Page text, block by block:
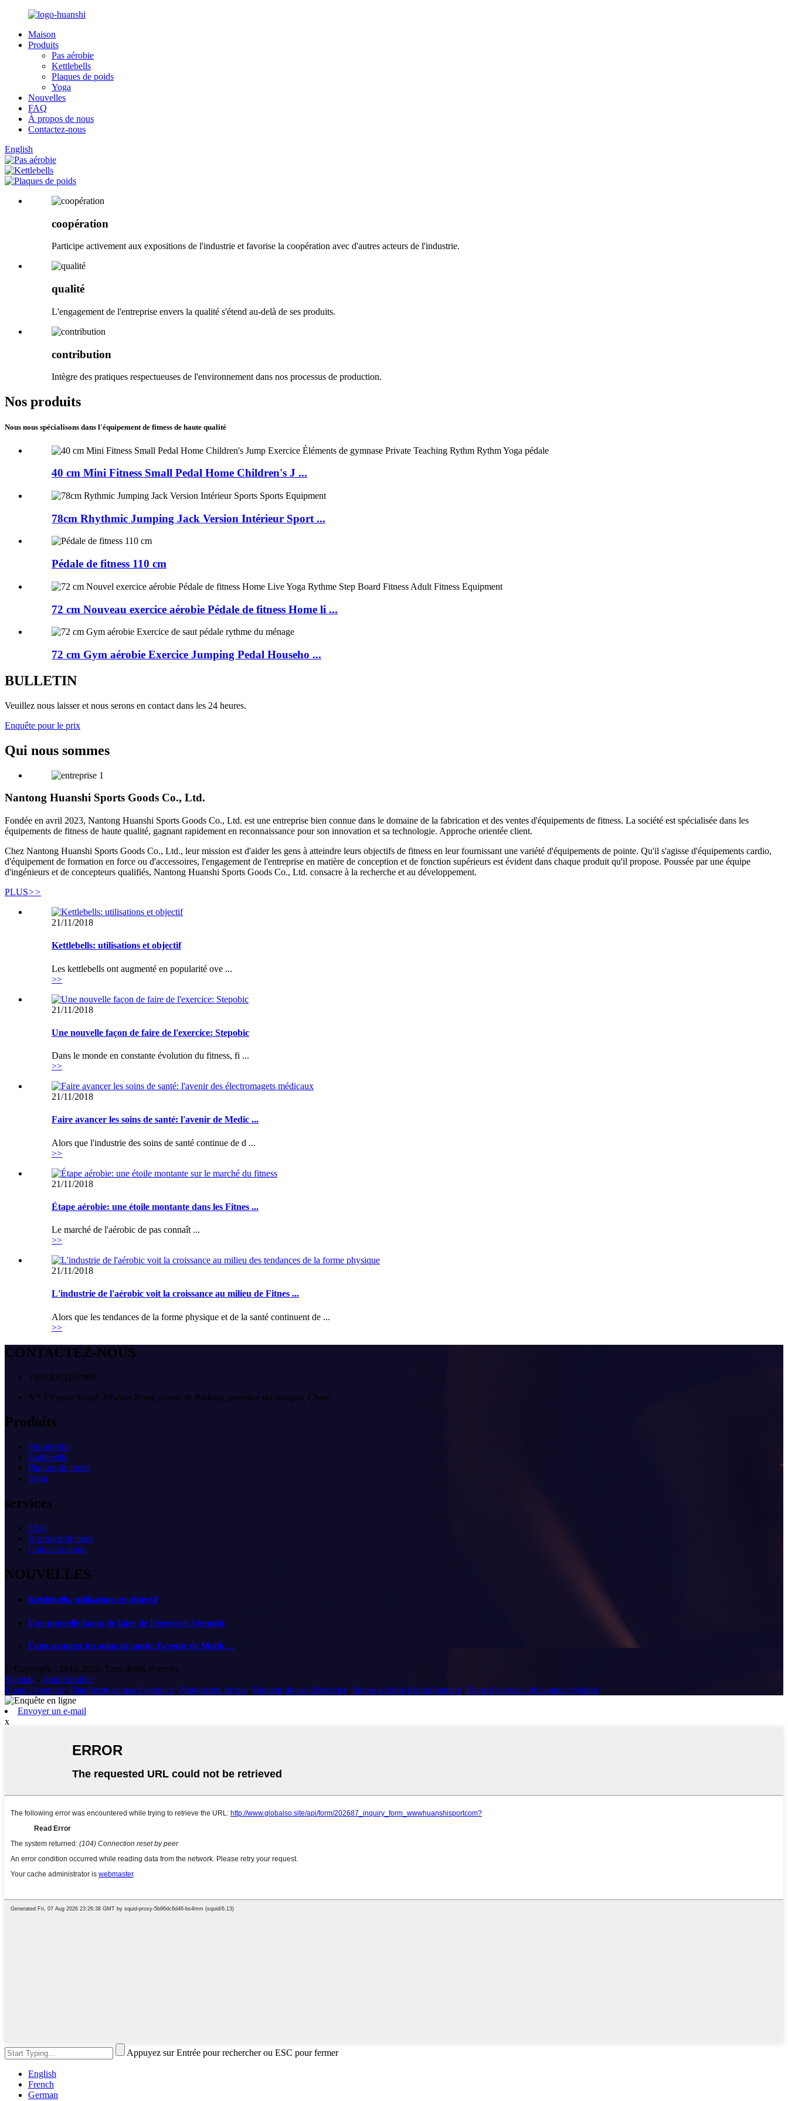
Maison
Produits
Pas aérobie
Kettlebells
Plaques de poids
Yoga
Nouvelles
FAQ
À propos de nous
Contactez-nous
English
coopération
Participe activement aux expositions de l'industrie et favorise la coopération avec d'autres acteurs de l'industrie.
qualité
L'engagement de l'entreprise envers la qualité s'étend au-delà de ses produits.
contribution
Intègre des pratiques respectueuses de l'environnement dans nos processus de production.
Nos produits
Nous nous spécialisons dans l'équipement de fitness de haute qualité
40 cm Mini Fitness Small Pedal Home Children's J ...
78cm Rhythmic Jumping Jack Version Intérieur Sport ...
Pédale de fitness 110 cm
72 cm Nouveau exercice aérobie Pédale de fitness Home li ...
72 cm Gym aérobie Exercice Jumping Pedal Househo ...
BULLETIN
Veuillez nous laisser et nous serons en contact dans les 24 heures.
Enquête pour le prix
Qui nous sommes
Nantong Huanshi Sports Goods Co., Ltd.
Fondée en avril 2023, Nantong Huanshi Sports Goods Co., Ltd. est une entreprise bien connue dans le domaine de la fabrication et des ventes d'équipements de fitness. La société est spécialisée dans les
équipements de fitness de haute qualité, gagnant rapidement en reconnaissance pour son innovation et sa technologie. Approche orientée client.
Chez Nantong Huanshi Sports Goods Co., Ltd., leur mission est d'aider les gens à atteindre leurs objectifs de fitness en leur fournissant une variété d'équipements de pointe. Qu'il s'agisse d'équipements cardio,
d'équipement de formation en force ou d'accessoires, l'engagement de l'entreprise en matière de conception et de fonction supérieurs est évident dans chaque produit qu'il propose. Poussée par une équipe
d'ingénieurs et de concepteurs qualifiés, Nantong Huanshi Sports Goods Co., Ltd. consacre à la recherche et au développement.
PLUS>>
21/11/2018
Kettlebells: utilisations et objectif
Les kettlebells ont augmenté en popularité ove ...
>>
21/11/2018
Une nouvelle façon de faire de l'exercice: Stepobic
Dans le monde en constante évolution du fitness, fi ...
>>
21/11/2018
Faire avancer les soins de santé: l'avenir de Medic ...
Alors que l'industrie des soins de santé continue de d ...
>>
21/11/2018
Étape aérobie: une étoile montante dans les Fitnes ...
Le marché de l'aérobic de pas connaît ...
>>
21/11/2018
L'industrie de l'aérobic voit la croissance au milieu de Fitnes ...
Alors que les tendances de la forme physique et de la santé continuent de ...
>>
CONTACTEZ-NOUS
+8618362197989
N ° 1 Feiyue Road, Xindian Town, comté de Rudong, province du Jiangsu, Chine
Produits
Pas aérobie
Kettlebells
Plaques de poids
Yoga
services
FAQ
À propos de nous
Contactez-nous
NOUVELLES
Kettlebells: utilisations et objectif
Une nouvelle façon de faire de l'exercice: Stepobic
Faire avancer les soins de santé: l'avenir de Medic ...
© Copyright - 2010-2024: Tous droits réservés.
Sitemap - Ampli mobile
Étape d'exercice, Plateforme de pas d'exercice, Plate-forme de pas, Hauteur de pas d'exercice, Stepre aérobie d'entraînement, Étape d'exercice de hauteur réglable,
Envoyer un e-mail
x
Appuyez sur Entrée pour rechercher ou ESC pour fermer
English
French
German